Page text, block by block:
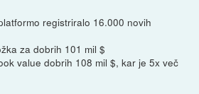
registriralo 16.000 novih
za dobrih 101 mil $
value dobrih 108 mil $, kar je 5x več